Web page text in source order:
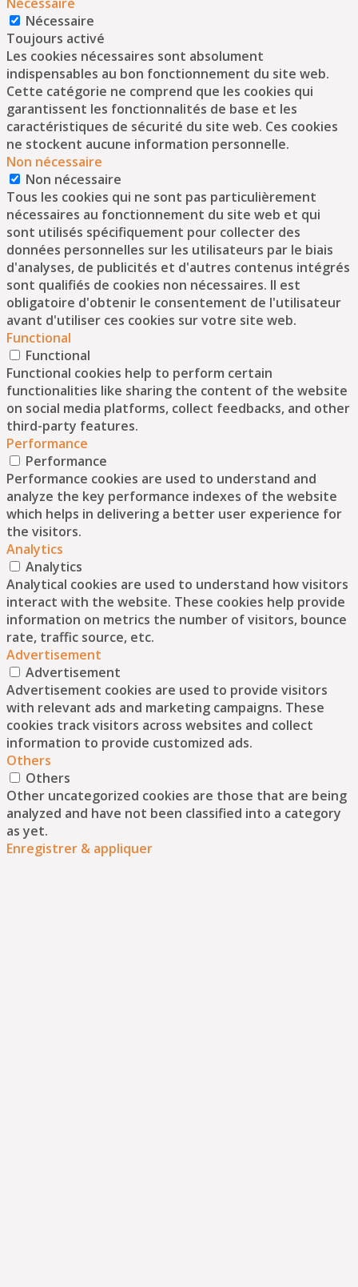
Nécessaire
Toujours activé
Les cookies nécessaires sont absolument
indispensables au bon fonctionnement du site web.
Cette catégorie ne comprend que les cookies qui
garantissent les fonctionnalités de base et les
caractéristiques de sécurité du site web. Ces cookies
ne stockent aucune information personnelle.
Non nécessaire
Non nécessaire
Tous les cookies qui ne sont pas particulièrement
nécessaires au fonctionnement du site web et qui
sont utilisés spécifiquement pour collecter des
données personnelles sur les utilisateurs par le biais
d'analyses, de publicités et d'autres contenus intégrés
sont qualifiés de cookies non nécessaires. Il est
obligatoire d'obtenir le consentement de l'utilisateur
avant d'utiliser ces cookies sur votre site web.
Functional
Functional
Functional cookies help to perform certain
functionalities like sharing the content of the website
on social media platforms, collect feedbacks, and other
third-party features.
Performance
Performance
Performance cookies are used to understand and
analyze the key performance indexes of the website
which helps in delivering a better user experience for
the visitors.
Analytics
Analytics
Analytical cookies are used to understand how visitors
interact with the website. These cookies help provide
information on metrics the number of visitors, bounce
rate, traffic source, etc.
Advertisement
Advertisement
Advertisement cookies are used to provide visitors
with relevant ads and marketing campaigns. These
cookies track visitors across websites and collect
information to provide customized ads.
Others
Others
Other uncategorized cookies are those that are being
analyzed and have not been classified into a category
as yet.
Enregistrer & appliquer